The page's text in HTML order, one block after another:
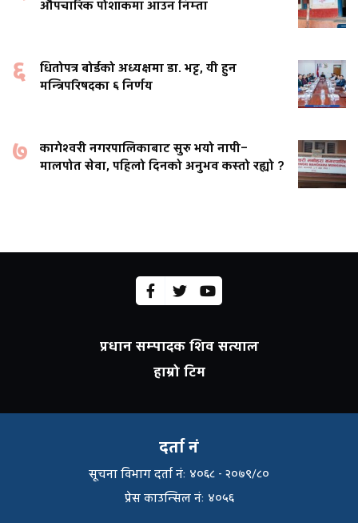
औपचारिक पोशाकमा आउन निम्ता
६
धितोपत्र बोर्डको अध्यक्षमा डा. भट्ट, यी हुन
मन्त्रिपरिषदका ६ निर्णय
७
कागेश्वरी नगरपालिकाबाट सुरु भयो नापी–
मालपोत सेवा, पहिलो दिनको अनुभव कस्तो रह्यो ?
प्रधान सम्पादक शिव सत्याल
हाम्रो टिम
दर्ता नं
सूचना विभाग दर्ता नंः ४०६८ - २०७९/८०
प्रेस काउन्सिल नंः ४०५६